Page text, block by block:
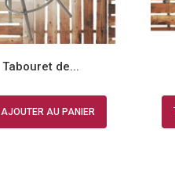
Tabouret de...
AJOUTER AU PANIER